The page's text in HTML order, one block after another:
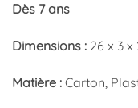
Dès 7 ans
Dimensions : 26 x 3 x
Matière : Carton,